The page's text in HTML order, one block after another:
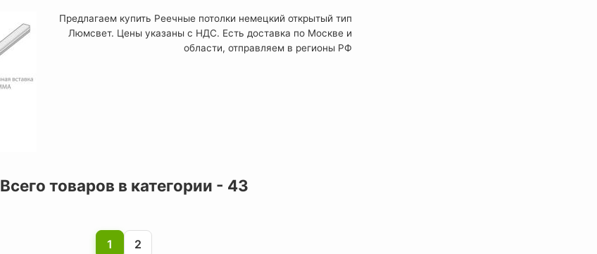
Предлагаем купить Реечные потолки немецкий открытый тип
Люмсвет. Цены указаны с НДС. Есть доставка по Москве и
области, отправляем в регионы РФ
Всего товаров в категории - 43
1 2